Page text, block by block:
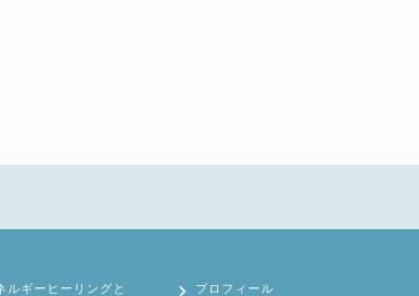
ルギーヒーリングと
プロフィール